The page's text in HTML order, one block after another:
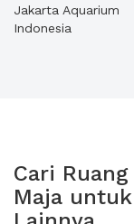
Jakarta Aquarium
Indonesia
Cari
Maja